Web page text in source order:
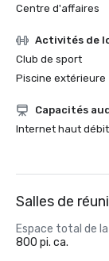
Centre d'affaires
Activités de
Club de sport
Piscine extérieure
Capacités
Internet haut débit
Salles de
Espace total de
800 pi. ca.